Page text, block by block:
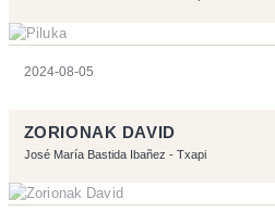
2024-08-05
ZORIONAK DAVID
José María Bastida Ibañez - Txapi